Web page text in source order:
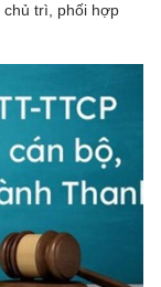
chủ trì, phối hợp